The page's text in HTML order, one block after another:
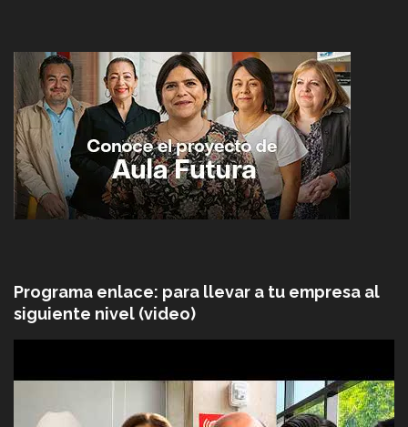
Programa enlace: para llevar a tu empresa al
siguiente nivel (video)